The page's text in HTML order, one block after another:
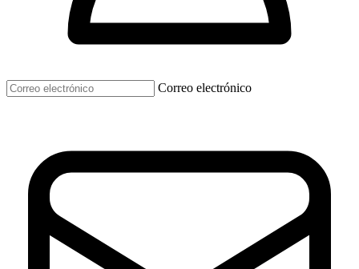
Correo electrónico